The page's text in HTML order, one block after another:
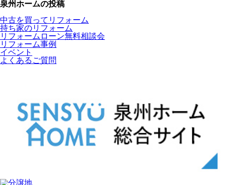
泉州ホームの投稿
中古を買ってリフォーム
持ち家のリフォーム
リフォームローン無料相談会
リフォーム事例
イベント
よくあるご質問